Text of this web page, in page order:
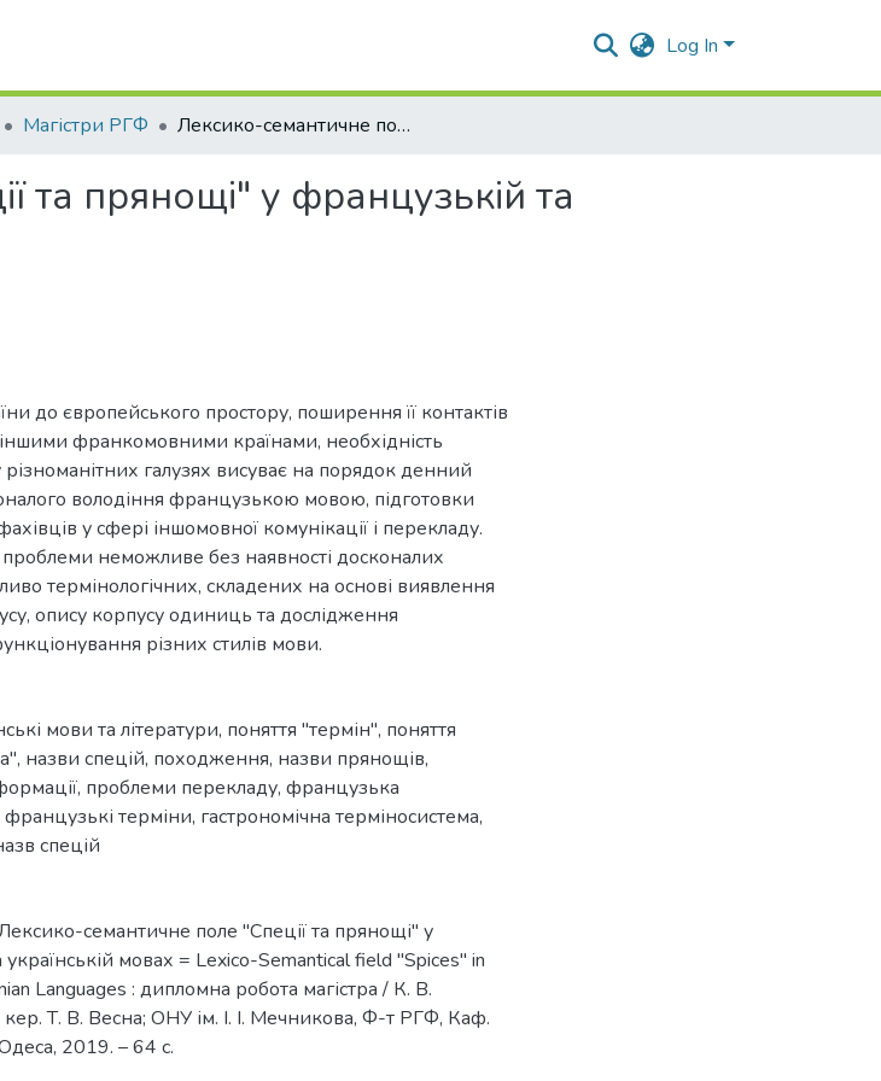
Log In
Магістри РГФ Лексико-семантичне поле "Спеції та прянощі" у французькій та українській мовах
та прянощі" у французькій та
до європейського простору, поширення її контактів
франкомовними країнами, необхідність
різноманітних галузях висуває на порядок денний
володіння французькою мовою, підготовки
у сфері іншомовної комунікації і перекладу.
проблеми неможливе без наявності досконалих
термінологічних, складених на основі виявлення
опису корпусу одиниць та дослідження
різних стилів мови.
мови та літератури, поняття "термін", поняття
, назви спецій, походження, назви прянощів,
, проблеми перекладу, французька
французькі терміни, гастрономічна терміносистема,
спецій
семантичне поле "Спеції та прянощі" у
мовах = Lexico-Semantical field "Spices" in
Languages : дипломна робота магістра / К. В.
кер. Т. В. Весна; ОНУ ім. І. І. Мечникова, Ф-т РГФ, Каф.
2019. – 64 с.